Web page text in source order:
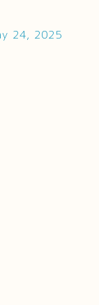
24, 2025